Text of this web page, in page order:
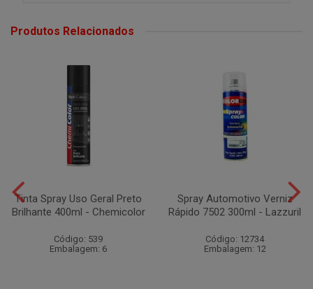
Produtos Relacionados
Tinta Spray Uso Geral Preto
Brilhante 400ml - Chemicolor
Código: 539
Embalagem: 6
Spray Automotivo Verniz
Rápido 7502 300ml - Lazzuril
Código: 12734
Embalagem: 12